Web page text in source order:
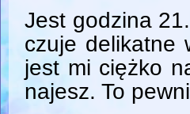
Jest godzina
czuje delikatne
jest mi ciężko
najesz. To